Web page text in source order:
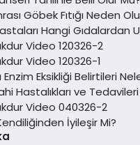
Göbek Fıtığı Neden
Hangi Gıdalardan
Video 120326-2
Video 120326-1
Eksikliği Belirtileri
Hastalıkları ve
Video 040326-2
İyileşir Mi?